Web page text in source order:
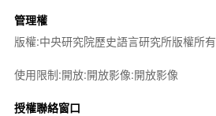
管理權
版權:中央研究院歷史語言研究所版權所有
使用限制:開放:開放影像:開放影像
授權聯絡窗口